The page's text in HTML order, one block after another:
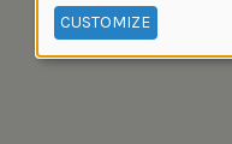
personal
data
CUSTOMIZE